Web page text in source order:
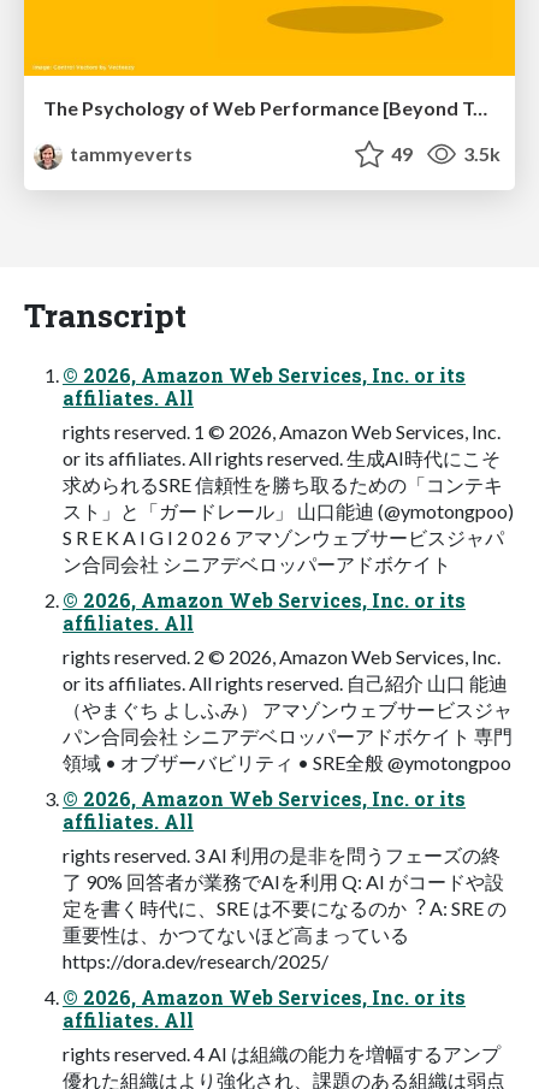
The Psychology of Web Performance [Beyond Tellerrand 2023]
tammyeverts
49 3.5k
Transcript
© 2026, Amazon Web Services, Inc. or its
affiliates. All
rights reserved. 1 © 2026, Amazon Web Services, Inc.
or its affiliates. All rights reserved. ⽣成AI時代にこそ
求められるSRE 信頼性を勝ち取るための「コンテキ
スト」と「ガードレール」 ⼭⼝能迪 (@ymotongpoo)
S R E K A I G I 2 0 2 6 アマゾンウェブサービスジャパ
ン合同会社 シニアデベロッパーアドボケイト
© 2026, Amazon Web Services, Inc. or its
affiliates. All
rights reserved. 2 © 2026, Amazon Web Services, Inc.
or its affiliates. All rights reserved. ⾃⼰紹介 ⼭⼝ 能迪
（やまぐち よしふみ） アマゾンウェブサービスジャ
パン合同会社 シニアデベロッパーアドボケイト 専⾨
領域 • オブザーバビリティ • SRE全般 @ymotongpoo
© 2026, Amazon Web Services, Inc. or its
affiliates. All
rights reserved. 3 AI 利⽤の是⾮を問うフェーズの終
了 90% 回答者が業務でAIを利⽤ Q: AI がコードや設
定を書く時代に、SRE は不要になるのか︖ A: SRE の
重要性は、かつてないほど⾼まっている
https://dora.dev/research/2025/
© 2026, Amazon Web Services, Inc. or its
affiliates. All
rights reserved. 4 AI は組織の能⼒を増幅するアンプ
優れた組織はより強化され、課題のある組織は弱点